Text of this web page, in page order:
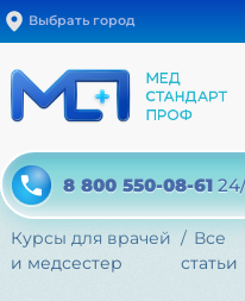
Выбрать город
8 800 550-08-61
Курсы для врачей
и медсестер
Все
статьи